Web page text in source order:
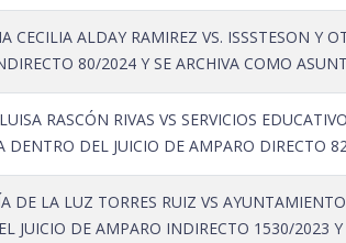
CECILIA ALDAY RAMIREZ VS. ISSSTESON Y
80/2024 Y SE ARCHIVA COMO
RASCÓN RIVAS VS SERVICIOS
DENTRO DEL JUICIO DE AMPARO DIRECTO
DE LA LUZ TORRES RUIZ VS
JUICIO DE AMPARO INDIRECTO 1530/2023